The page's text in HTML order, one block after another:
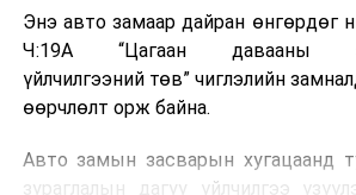
байна. Тухайлбал, Германд лаг
гарсан үнснээс фосфор сэргээн
ашигладаг бол Нидерландад
боловсруулах үйлдвэрүүдээр
Ийнхүү лаг хатаах, шатаах
Энэ авто замаар дайран өнгөрдөг
Ч:19А “Цагаан давааны
үйлчилгээний төв” чиглэлийн
өөрчлөлт орж байна.
Авто замын засварын хугацаанд
зураглалын дагуу үйлчилгээ